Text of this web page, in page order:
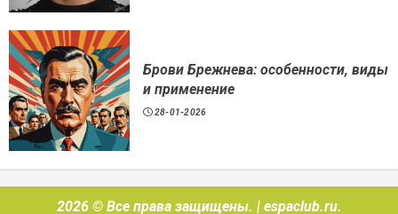
Брови Брежнева: особенности, виды
и применение
28-01-2026
2026 © Все права защищены. | espaclub.ru.